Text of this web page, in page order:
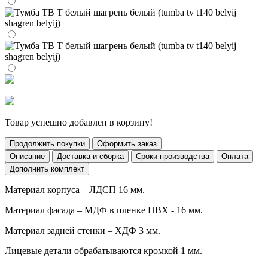
Товар успешно добавлен в корзину!
Продолжить покупки
Оформить заказ
Описание
Доставка и сборка Сроки производства
Оплата
Дополнить комплект
Материал корпуса – ЛДСП 16 мм.
Материал фасада – МДФ в пленке ПВХ - 16 мм.
Материал задней стенки – ХДФ 3 мм.
Лицевые детали обрабатываются кромкой 1 мм.